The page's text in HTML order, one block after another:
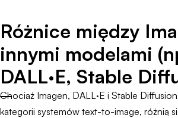
Różnice między
innymi modelami
DALL·E, Stable
Chociaż Imagen, DALL·E i Stable
kategorii systemów text-to-image, różnią